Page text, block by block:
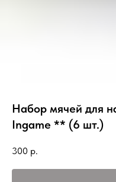
Набор мячей для
Ingame ** (6 шт.)
300 р.